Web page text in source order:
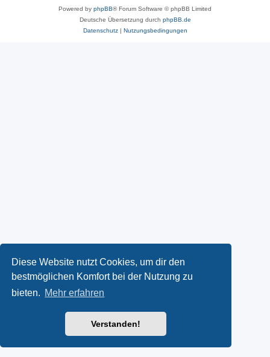
Diese Website nutzt Cookies, um dir den
bestmöglichen Komfort bei der Nutzung zu
bieten. Mehr erfahren
Verstanden!
Powered by phpBB® Forum Software © phpBB Limited
Deutsche Übersetzung durch phpBB.de
Datenschutz| Nutzungsbedingungen